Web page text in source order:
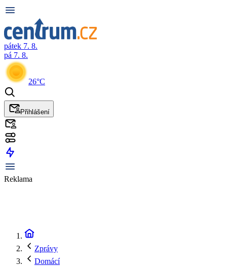
pátek 7. 8.
pá 7. 8.
26°C
Přihlášení
Reklama
Zprávy
Domácí